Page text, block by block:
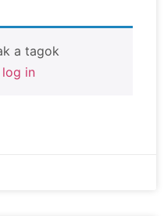
a tagok
log in